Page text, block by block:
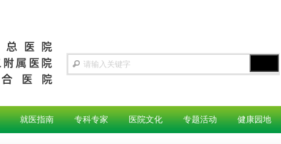
就医指南 专科专家 医院文化 专题活动 健康园地